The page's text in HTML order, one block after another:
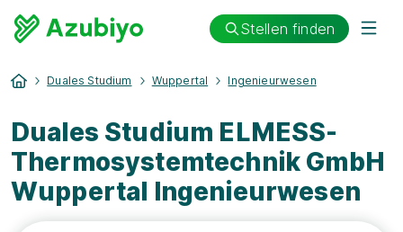
Stellen finden
Duales Studium Wuppertal Ingenieurwesen
Duales Studium ELMESS-
Thermosystemtechnik GmbH
Wuppertal Ingenieurwesen